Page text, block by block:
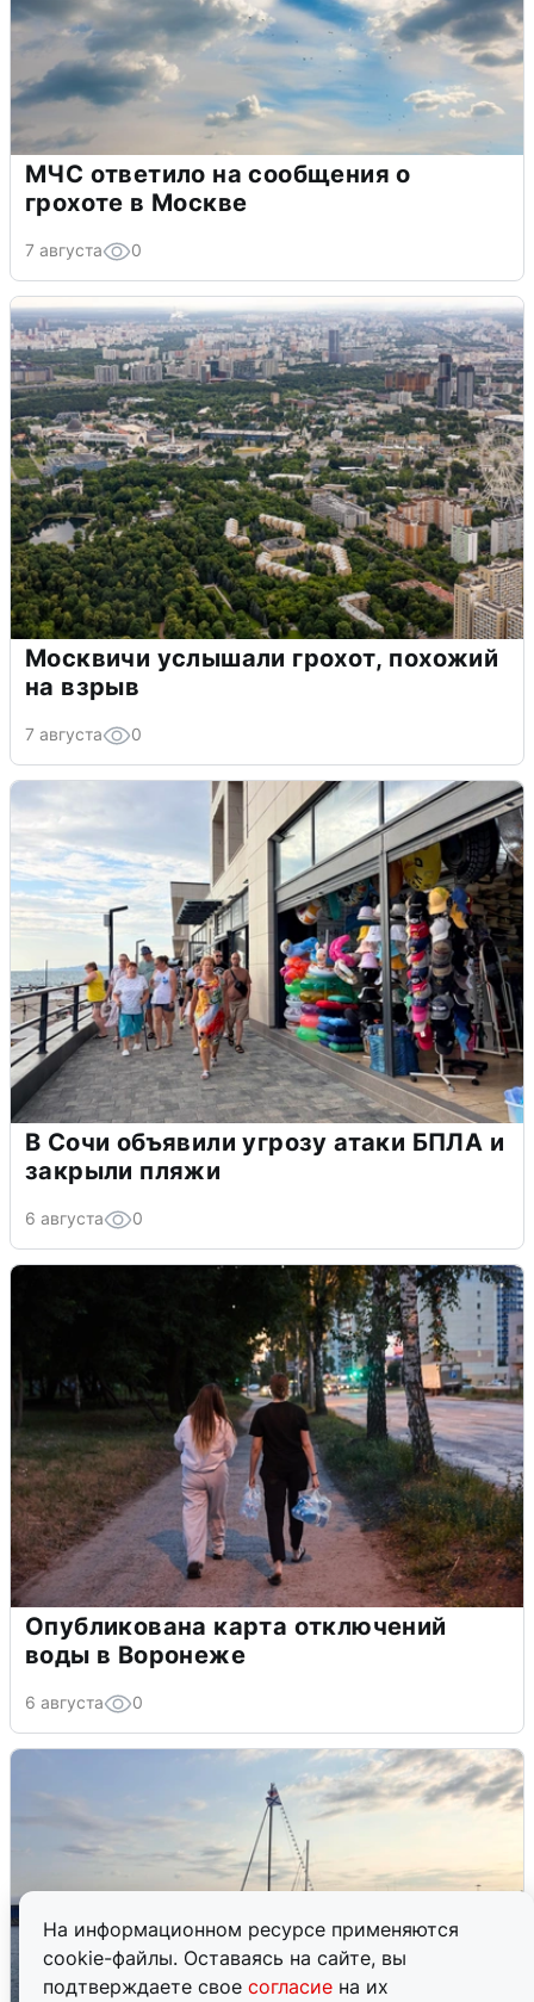
На информационном ресурсе применяются
cookie-файлы. Оставаясь на сайте, вы
подтверждаете свое согласие на их
МЧС ответило на сообщения о
грохоте в Москве
7 августа 0
Москвичи услышали грохот, похожий
на взрыв
7 августа 0
В Сочи объявили угрозу атаки БПЛА и
закрыли пляжи
6 августа 0
Опубликована карта отключений
воды в Воронеже
6 августа 0